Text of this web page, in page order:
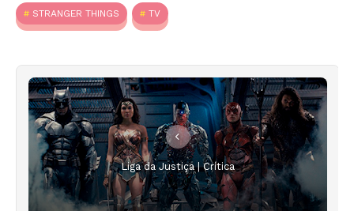
STRANGER THINGS TV
Liga da Justiça | Crítica